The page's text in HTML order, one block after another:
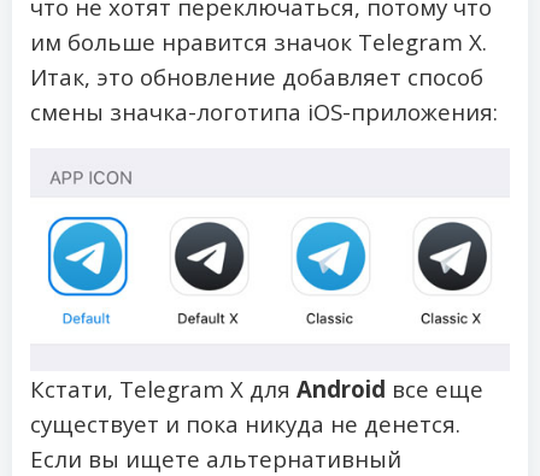
что не хотят переключаться, потому что
им больше нравится значок Telegram X.
Итак, это обновление добавляет способ
смены значка-логотипа iOS-приложения:
Кстати, Telegram X для Android все еще
существует и пока никуда не денется.
Если вы ищете альтернативный